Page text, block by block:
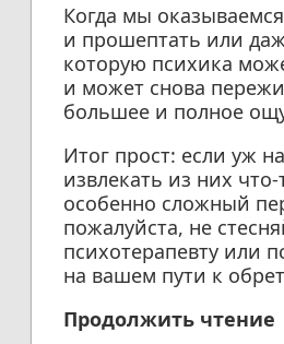
Когда мы
и прошептать или
которую психика
и может снова
большее и полное
Итог прост: если уж
извлекать из них
особенно сложный
пожалуйста, не
психотерапевту или
на вашем пути к
Продолжить чтение